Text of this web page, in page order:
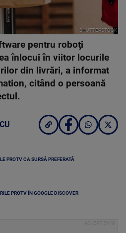
SHUTTERSTOCK
pentru roboţi
înlocui în viitor locurile
din livrări, a informat
citând o persoană
PROTV CA SURSĂ PREFERATĂ
PROTV ÎN GOOGLE DISCOVER